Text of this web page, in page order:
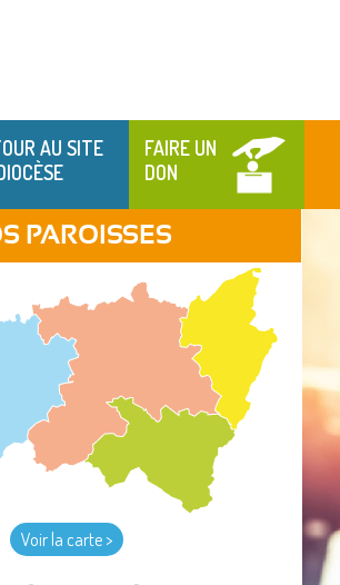
AU SITE
FAIRE UN
DON
PAROISSES
Voir la carte >